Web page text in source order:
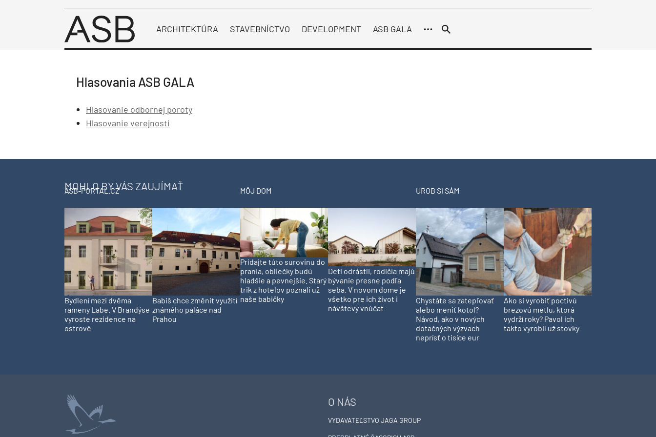
ARCHITEKTÚRA STAVEBNÍCTVO DEVELOPMENT ASB GALA
Hlasovania ASB GALA
Hlasovanie odbornej poroty
Hlasovanie verejnosti
MOHLO BY VÁS ZAUJÍMAŤ
ASB-PORTAL.CZ
Bydlení mezi dvěma
rameny Labe. V Brandýse
vyroste rezidence na
ostrově
Babiš chce změnit využití
známého paláce nad
Prahou
MÔJ DOM
Pridajte túto surovinu do
prania, obliečky budú
hladšie a pevnejšie. Starý
trik z hotelov poznali už
naše babičky
Deti odrástli, rodičia majú
bývanie presne podľa
seba. V novom dome je
všetko pre ich život i
návštevy vnúčat
UROB SI SÁM
Chystáte sa zatepľovať
alebo meniť kotol?
Návod, ako v nových
dotačných výzvach
neprísť o tisíce eur
Ako si vyrobiť poctivú
brezovú metlu, ktorá
vydrží roky? Pavol ich
takto vyrobil už stovky
O NÁS
VYDAVATEĽSTVO JAGA GROUP